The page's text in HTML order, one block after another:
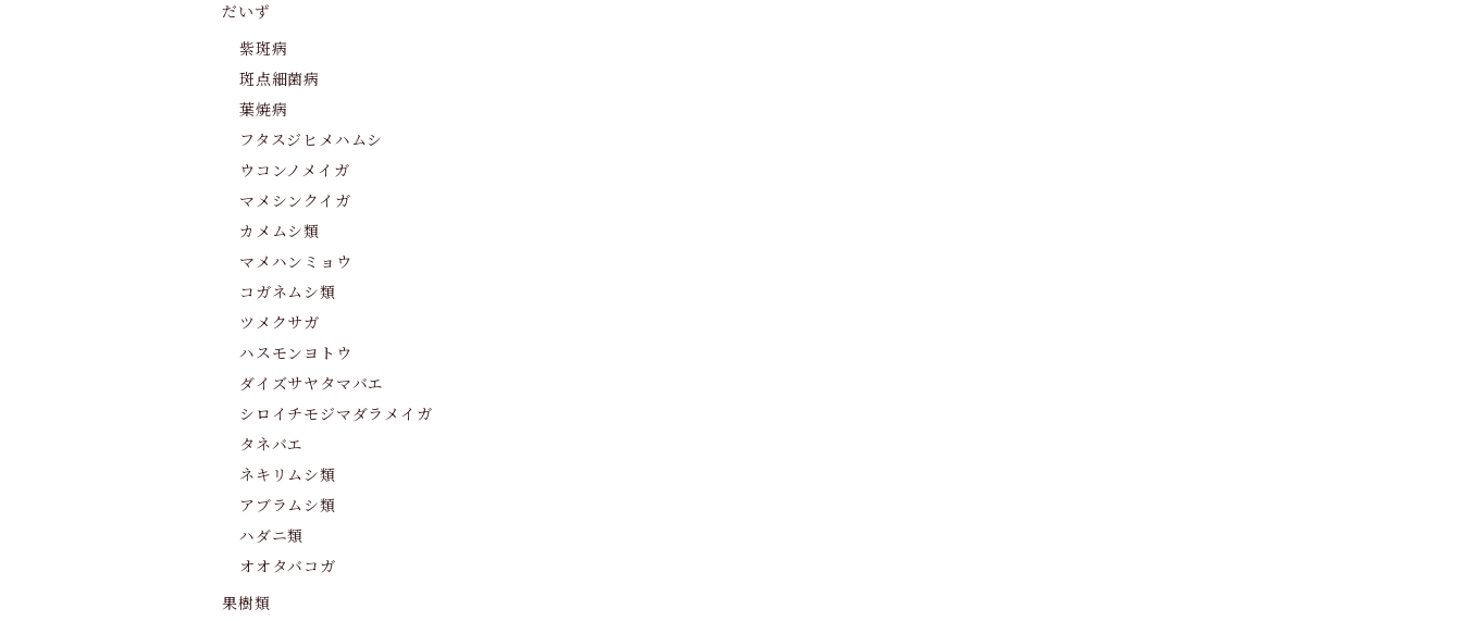
だいず
紫斑病
斑点細菌病
葉焼病
フタスジヒメハムシ
ウコンノメイガ
マメシンクイガ
カメムシ類
マメハンミョウ
コガネムシ類
ツメクサガ
ハスモンヨトウ
ダイズサヤタマバエ
シロイチモジマダラメイガ
タネバエ
ネキリムシ類
アブラムシ類
ハダニ類
オオタバコガ
果樹類